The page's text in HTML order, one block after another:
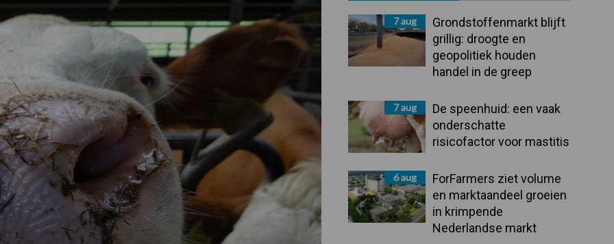
Sidebar7 aug
Grondstoffenmarkt blijft
grillig: droogte en
geopolitiek houden
handel in de greep
7 aug
De speenhuid: een vaak
onderschatte
risicofactor voor mastitis
6 aug
ForFarmers ziet volume
en marktaandeel groeien
in krimpende
Nederlandse markt